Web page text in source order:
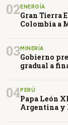
02ENERGÍA
Gran Tierra
Colombia a
03MINERÍA
Gobierno
gradual a
04PERÚ
Papa León
Argentina y